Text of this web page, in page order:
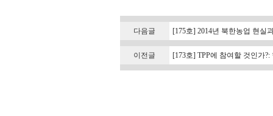
다음글 [175호] 2014년 북한농업 현실
이전글 [173호] TPP에 참여할 것인가